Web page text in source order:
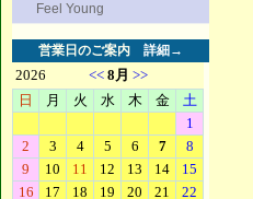
Feel Young
営業日のご案内 詳細→